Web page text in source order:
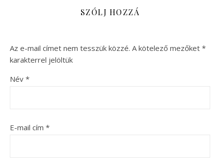
SZÓLJ HOZZÁ
Az e-mail címet nem tesszük közzé. A kötelező mezőket *
karakterrel jelöltük
Név *
E-mail cím *